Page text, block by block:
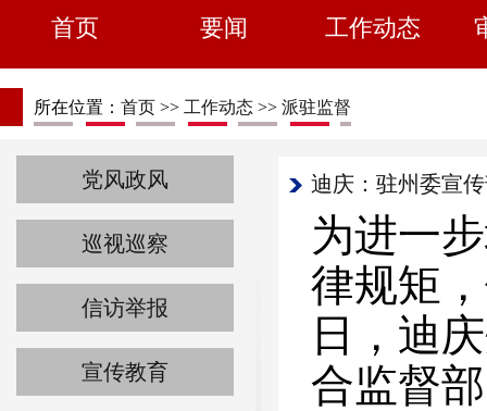
首页 要闻 工作动态
所在位置： 首页 >> 工作动态 >> 派驻监督
党风政风
巡视巡察
信访举报
宣传教育
迪庆：驻州委宣
为进一
律规矩
日，迪
合监督